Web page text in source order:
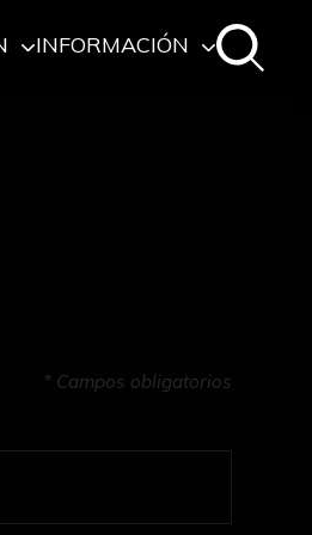
INFORMACIÓN
* Campos obligatorios